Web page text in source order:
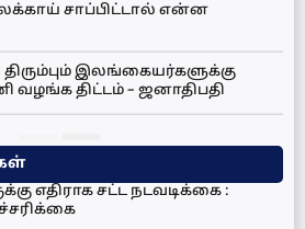
சாப்பிட்டால் என்ன
திரும்பும் இலங்கையர்களுக்கு
வழங்க திட்டம் – ஜனாதிபதி
எதிராக சட்ட நடவடிக்கை :